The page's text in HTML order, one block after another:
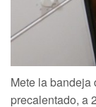
Mete la bandeja
precalentado, a